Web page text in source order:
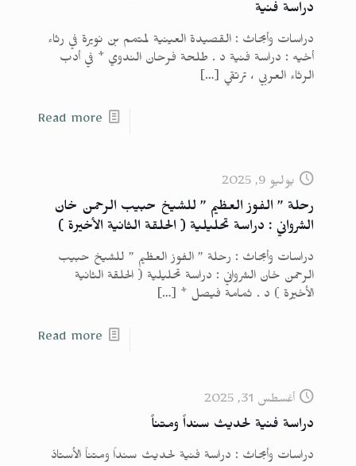
دراسة فنية
دراسات وأبحاث : القصيدة العينية لمتمم بن نويرة في رثاء
أخيه : دراسة فنية د . طلحة فرحان الندوي * في أدب
الرثاء العربي ، ترتقي […]
Read more
يوليو 9, 2025
رحلة ” الفوز العظيم ” للشيخ حبيب الرحمن خان
الشرواني : دراسة تحليلية ( الحلقة الثانية الأخيرة )
دراسات وأبحاث : رحلة ” الفوز العظيم ” للشيخ حبيب
الرحمن خان الشرواني : دراسة تحليلية ( الحلقة الثانية
الأخيرة ) د . ثمامة فيصل * […]
Read more
أغسطس 31, 2025
دراسة فنية لحديث سنداً ومتناً
دراسات وأبحاث : دراسة فنية لحديث سنداً ومتناً الأستاذ